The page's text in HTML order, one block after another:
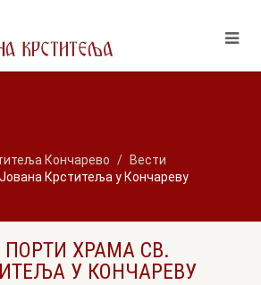
Кончарево
Вести
Крститеља у Кончареву
ПОРТИ ХРАМА СВ.
У КОНЧАРЕВУ